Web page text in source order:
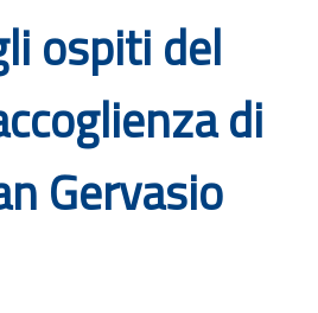
ospiti del
di
Gervasio